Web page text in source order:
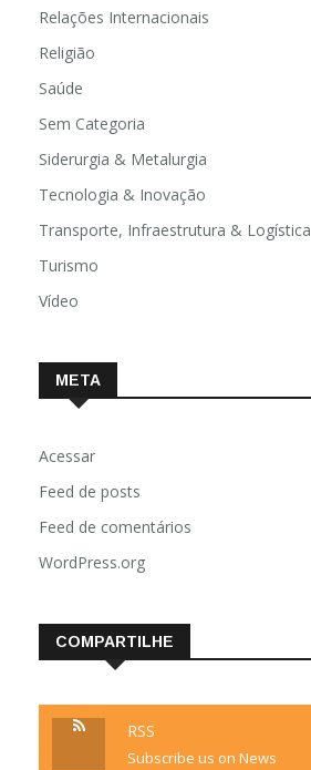
Relações Internacionais
Religião
Saúde
Sem Categoria
Siderurgia & Metalurgia
Tecnologia & Inovação
Transporte, Infraestrutura & Logística
Turismo
Vídeo
META
Acessar
Feed de posts
Feed de comentários
WordPress.org
COMPARTILHE
RSS
Subscribe us on News